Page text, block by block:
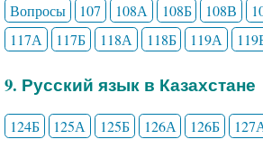
Вопросы 107 108А 108Б 108В
117А
117Б 118А 118Б 119А
9. Русский язык в Казахстане
124Б 125А 125Б 126А 126Б